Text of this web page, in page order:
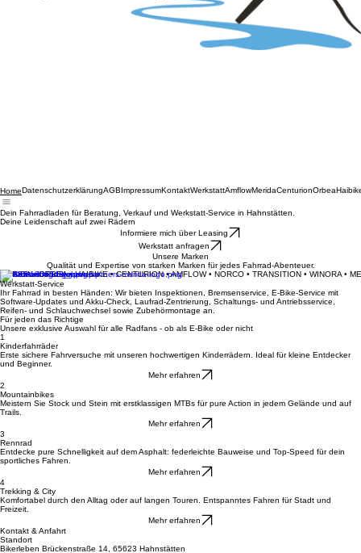
Home DatenschutzerklärungAGBImpressumKontaktWerkstattAmflowMeridaCenturion
Dein Fahrradladen für Beratung, Verkauf und Werkstatt-Service in Hahnstätten.
Informiere mich über Leasing
Werkstatt anfragen
Qualität und Expertise von starken Marken für jedes Fahrrad-Abenteuer.
MERIDA • ORBEA • HAIBIKE • CENTURION • AMFLOW • NORCO • TRANSITION • WINORA •
Werkstatt-Service
Ihr Fahrrad in besten Händen: Wir bieten Inspektionen, Bremsenservice, E-Bike-Service mit
Software-Updates und Akku-Check, Laufrad-Zentrierung, Schaltungs- und Antriebsservice,
Reifen- und Schlauchwechsel sowie Zubehörmontage an.
Für jeden das Richtige
Unsere exklusive Auswahl für alle Radfans - ob als E-Bike oder nicht
1
Erste sichere Fahrversuche mit unseren hochwertigen Kinderrädern. Ideal für kleine Entdecker
und Beginner.
Mehr erfahren
2
Meistern Sie Stock und Stein mit erstklassigen MTBs für pure Action in jedem Gelände und auf
Trails.
Mehr erfahren
3
Entdecke pure Schnelligkeit auf dem Asphalt: federleichte Bauweise und Top-Speed für dein
sportliches Fahren.
Mehr erfahren
4
Komfortabel durch den Alltag oder auf langen Touren. Entspanntes Fahren für Stadt und
Freizeit.
Mehr erfahren